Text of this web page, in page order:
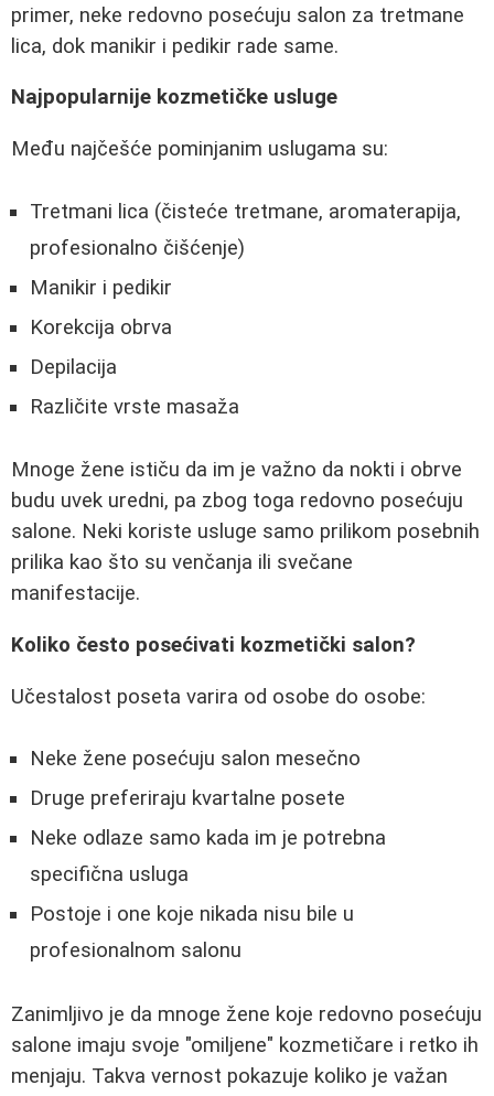
primer, neke redovno posećuju salon za tretmane
lica, dok manikir i pedikir rade same.
Najpopularnije kozmetičke usluge
Među najčešće pominjanim uslugama su:
Tretmani lica (čisteće tretmane, aromaterapija,
profesionalno čišćenje)
Manikir i pedikir
Korekcija obrva
Depilacija
Različite vrste masaža
Mnoge žene ističu da im je važno da nokti i obrve
budu uvek uredni, pa zbog toga redovno posećuju
salone. Neki koriste usluge samo prilikom posebnih
prilika kao što su venčanja ili svečane
manifestacije.
Koliko često posećivati kozmetički salon?
Učestalost poseta varira od osobe do osobe:
Neke žene posećuju salon mesečno
Druge preferiraju kvartalne posete
Neke odlaze samo kada im je potrebna
specifična usluga
Postoje i one koje nikada nisu bile u
profesionalnom salonu
Zanimljivo je da mnoge žene koje redovno posećuju
salone imaju svoje "omiljene" kozmetičare i retko ih
menjaju. Takva vernost pokazuje koliko je važan